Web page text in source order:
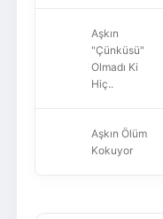
Aşkın
"Çünküsü"
Olmadı Ki
Hiç..
Aşkın Ölüm
Kokuyor